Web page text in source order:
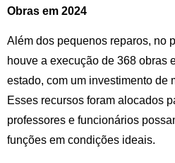
Obras em 2024
Além dos pequenos reparos, no
houve a execução de 368 obras
estado, com um investimento de
Esses recursos foram alocados
professores e funcionários
funções em condições ideais.